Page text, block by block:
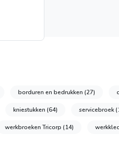
borduren en bedrukken (27)
kniestukken (64) servicebroek
werkbroeken Tricorp (14)